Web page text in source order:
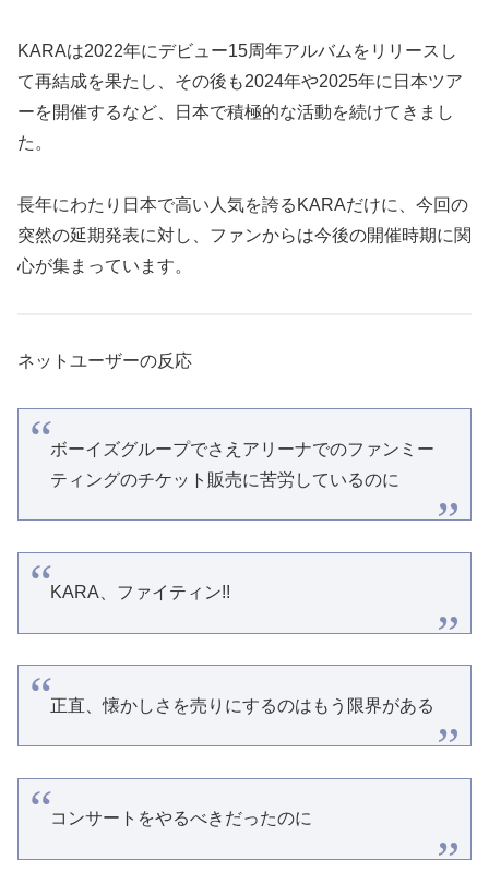
KARAは2022年にデビュー15周年アルバムをリリースし
て再結成を果たし、その後も2024年や2025年に日本ツア
ーを開催するなど、日本で積極的な活動を続けてきまし
た。
長年にわたり日本で高い人気を誇るKARAだけに、今回の
突然の延期発表に対し、ファンからは今後の開催時期に関
心が集まっています。
ネットユーザーの反応
ボーイズグループでさえアリーナでのファンミー
ティングのチケット販売に苦労しているのに
KARA、ファイティン!!
正直、懐かしさを売りにするのはもう限界がある
コンサートをやるべきだったのに